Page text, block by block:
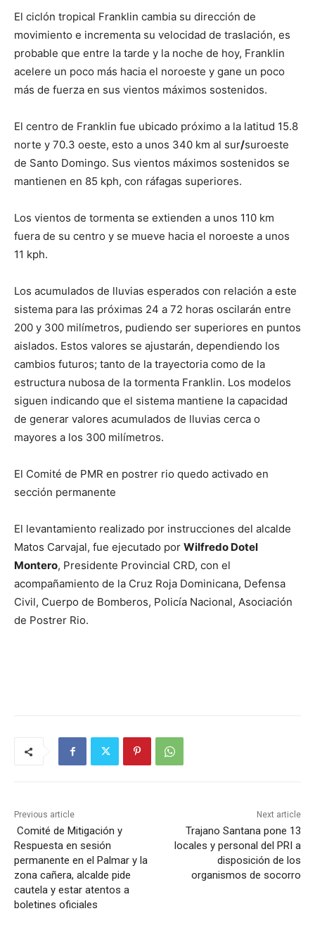
El ciclón tropical Franklin cambia su dirección de
movimiento e incrementa su velocidad de traslación, es
probable que entre la tarde y la noche de hoy, Franklin
acelere un poco más hacia el noroeste y gane un poco
más de fuerza en sus vientos máximos sostenidos.
El centro de Franklin fue ubicado próximo a la latitud 15.8
norte y 70.3 oeste, esto a unos 340 km al sur/suroeste
de Santo Domingo. Sus vientos máximos sostenidos se
mantienen en 85 kph, con ráfagas superiores.
Los vientos de tormenta se extienden a unos 110 km
fuera de su centro y se mueve hacia el noroeste a unos
11 kph.
Los acumulados de lluvias esperados con relación a este
sistema para las próximas 24 a 72 horas oscilarán entre
200 y 300 milímetros, pudiendo ser superiores en puntos
aislados. Estos valores se ajustarán, dependiendo los
cambios futuros; tanto de la trayectoria como de la
estructura nubosa de la tormenta Franklin. Los modelos
siguen indicando que el sistema mantiene la capacidad
de generar valores acumulados de lluvias cerca o
mayores a los 300 milímetros.
El Comité de PMR en postrer rio quedo activado en
sección permanente
El levantamiento realizado por instrucciones del alcalde
Matos Carvajal, fue ejecutado por Wilfredo Dotel
Montero, Presidente Provincial CRD, con el
acompañamiento de la Cruz Roja Dominicana, Defensa
Civil, Cuerpo de Bomberos, Policía Nacional, Asociación
de Postrer Rio.
Previous article
Comité de Mitigación y
Respuesta en sesión
permanente en el Palmar y la
zona cañera, alcalde pide
cautela y estar atentos a
boletines oficiales
Next article
Trajano Santana pone 13
locales y personal del PRI a
disposición de los
organismos de socorro